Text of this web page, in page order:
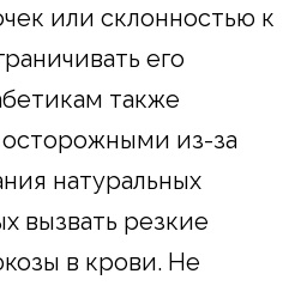
или склонностью к
его
также
из-за
натуральных
вызвать резкие
в крови. Не